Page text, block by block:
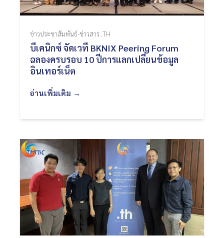
ข่าวประชาสัมพันธ์-ข่าวสาร .TH
บีเคนิกซ์ จัดเวที BKNIX Peering Forum
ฉลองครบรอบ 10 ปีการแลกเปลี่ยนข้อมูล
อินเทอร์เน็ต
อ่านเพิ่มเติม →